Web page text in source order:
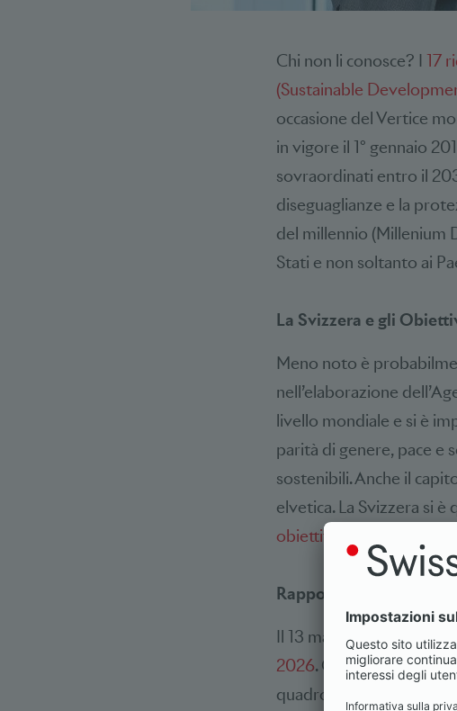
Chi non li conosce? I 17
(Sustainable
occasione del Vertice
in vigore il 1° gennaio
sovraordinati entro il
diseguaglianze e la
del millennio (Millenium
Stati e non soltanto ai
La Svizzera e gli
Meno noto è
nell’elaborazione
livello mondiale e si è
parità di genere, pace e
sostenibili. Anche il
elvetica. La Svizzera si
obiettivi nazionali
Rapporto di
Il 13 maggio 2026 il
2026. Questa relazione,
quadro in chiaroscuro